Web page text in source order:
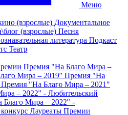
Меню
(взрослые) Документальное
(взрослые) Песня
литература Подкаст
Театр
Премия "На Благо Мира –
Мира – 2019" Премия "На
Премия "На Благо Мира – 2021"
– 2022" - Любительский
Мира – 2022" -
Лауреаты Премии